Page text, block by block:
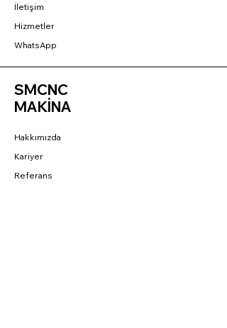
İletişim
Hizmetler
WhatsApp
SMCNC
MAKİNA
Hakkımızda
Kariyer
Referans